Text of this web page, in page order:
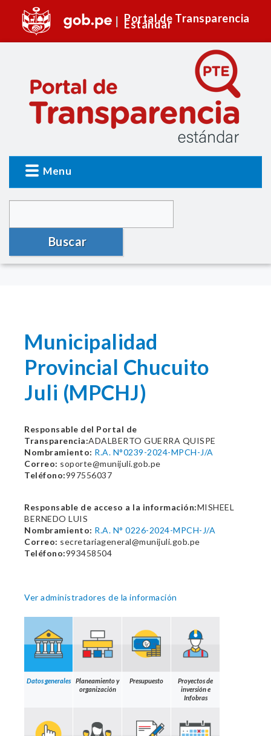
Portal de Transparencia
Estándar
Menu
Buscar
Municipalidad
Provincial Chucuito
Juli (MPCHJ)
Responsable del Portal de
Transparencia:ADALBERTO GUERRA QUISPE
Nombramiento: R.A. N°0239-2024-MPCH-J/A
Correo: soporte@munijuli.gob.pe
Teléfono:997556037
Responsable de acceso a la información:MISHEEL
BERNEDO LUIS
Nombramiento: R.A. N° 0226-2024-MPCH-J/A
Correo: secretariageneral@munijuli.gob.pe
Teléfono:993458504
Ver administradores de la información
Datos generales
Planeamiento y
organización
Presupuesto
Proyectos de
inversión e
Infobras